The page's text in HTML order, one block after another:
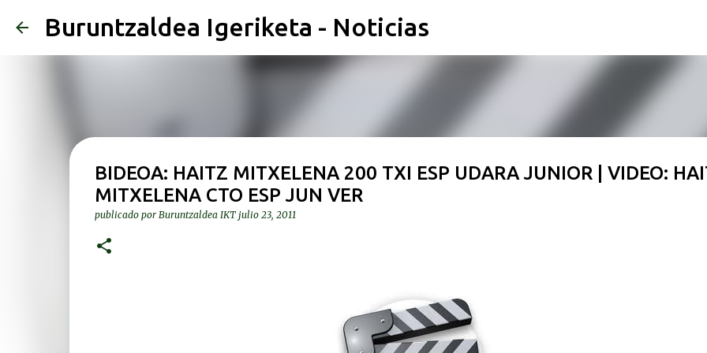
Buruntzaldea Igeriketa - Noticias
BIDEOA: HAITZ MITXELENA 200 TXI ESP UDARA JUNIOR | VIDEO:
MITXELENA CTO ESP JUN VER
publicado por Buruntzaldea IKT julio 23, 2011